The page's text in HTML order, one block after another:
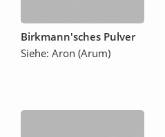
Birkmann'sches Pulver
Siehe: Aron (Arum)